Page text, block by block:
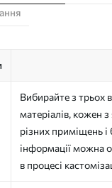
Вибирайте з трьох
матеріалів, кожен
різних приміщень
інформації можна
в процесі